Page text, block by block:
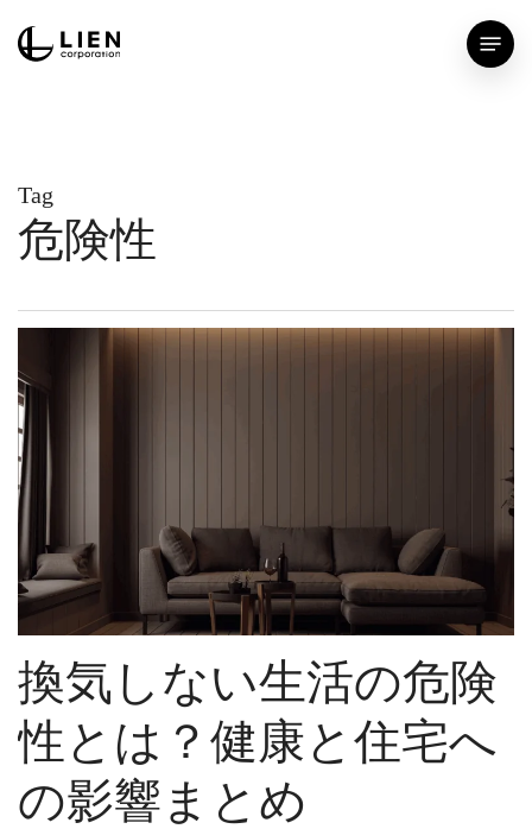
Menu
Tag
危険性
換気しない生活の危険
性とは？健康と住宅へ
の影響まとめ